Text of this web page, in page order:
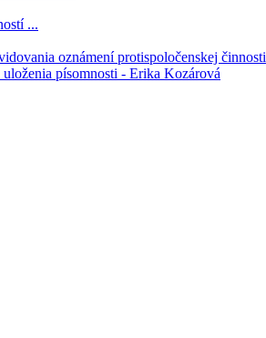
...
oznámení protispoločenskej činnosti
písomnosti - Erika Kozárová